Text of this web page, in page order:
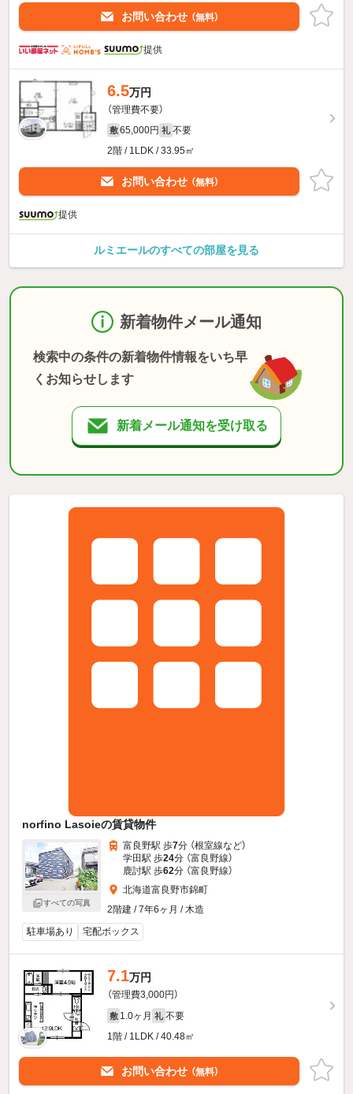
お問い合わせ （無料）
提供
6.5万円
（管理費不要）
敷 65,000円 礼 不要
2階 / 1LDK / 33.95㎡
お問い合わせ （無料）
提供
ルミエールのすべての部屋を見る
新着物件メール通知
検索中の条件の新着物件情報をいち早
くお知らせします
新着メール通知を受け取る
norfino Lasoieの賃貸物件
すべての写真
富良野駅 歩7分 （根室線など）
学田駅 歩24分 （富良野線）
鹿討駅 歩62分 （富良野線）
北海道富良野市錦町
2階建 / 7年6ヶ月 / 木造
駐車場あり
宅配ボックス
7.1万円
（管理費3,000円）
敷 1.0ヶ月 礼 不要
1階 / 1LDK / 40.48㎡
お問い合わせ （無料）